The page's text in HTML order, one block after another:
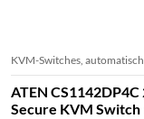
KVM-Switches, automatisch
ATEN
Secure KVM Switch